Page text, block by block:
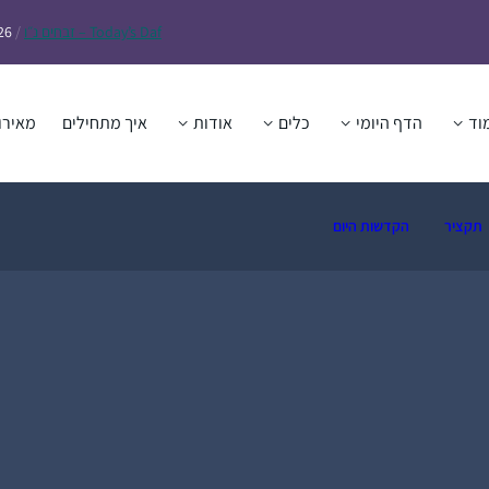
Today’s Daf – זבחים נ״ו /
הדף היומי כלים אודות איך מתחילים
תקציר הקדשות היום